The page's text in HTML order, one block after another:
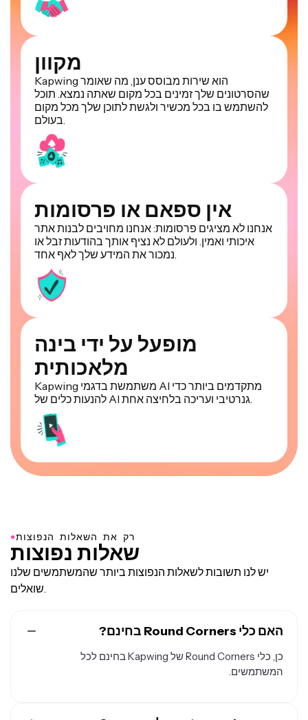
מקוון
Kapwing הוא שירות מבוסס ענן, מה שאומר
שהסרטונים שלך זמינים בכל מקום שאתה נמצא. תוכל
להשתמש בו בכל מכשיר ולגשת לתוכן שלך מכל מקום
אין ספאם או פרסומות
אנחנו לא מציגים פרסומות: אנחנו מחויבים לבנות אתר
איכותי ואמין. ולעולם לא נציף אותך בהודעות זבל או
מופעל על ידי בינה
מלאכותית
Kapwing משתמשת בדגמי AI מתקדמים ביותר כדי
●רק את השאלות הנפוצות
שאלות נפוצות
יש לנו תשובות לשאלות הנפוצות ביותר שהמשתמשים שלנו
האם כלי Round Corners בחינם?
כן, כלי Round Corners של Kapwing בחינם לכל
המשתמשים.